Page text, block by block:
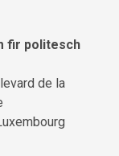
fir politesch
de la